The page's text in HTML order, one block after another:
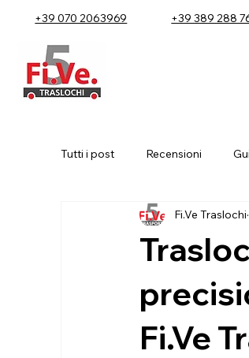
+39 070 2063969 +39 389 288
Tutti i post Recensioni
Fi.Ve
Fi.Ve Traslochi